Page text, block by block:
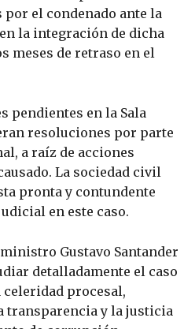
el condenado ante la
la integración de dicha
meses de retraso en el
pendientes en la Sala
resoluciones por parte
a raíz de acciones
La sociedad civil
pronta y contundente
en este caso.
Gustavo Santander
detalladamente el caso
celeridad procesal,
transparencia y la justicia